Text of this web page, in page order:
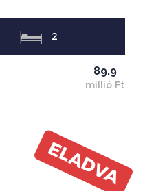
2
89.9
millió Ft
ELADVA